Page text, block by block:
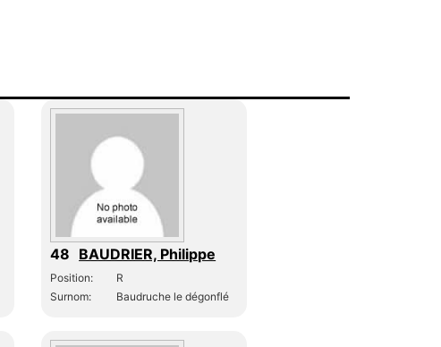
48 BAUDRIER, Philippe
Position:
R
Surnom:
Baudruche le dégonflé